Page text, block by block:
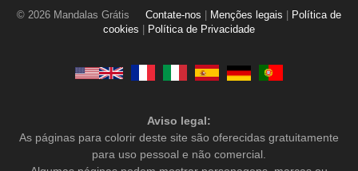
© 2026 Mandalas Grátis Contate-nos Menções legais
Política de
cookies
Política de Privacidade
Aviso legal:
As páginas para colorir deste site são oferecidas gratuitamente
para uso pessoal e não comercial.